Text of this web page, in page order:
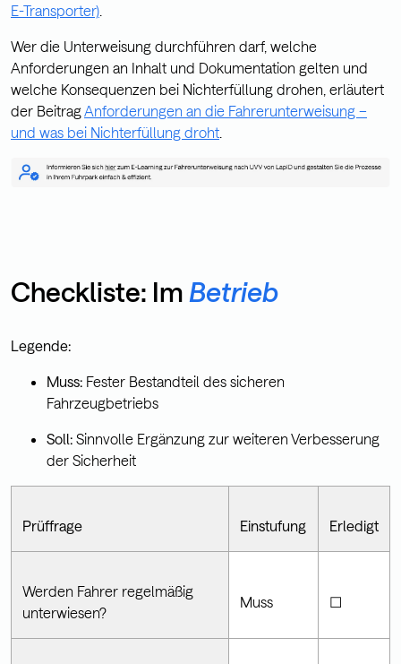
E-Transporter)
Wer die Unterweisung durchführen darf, welche
Anforderungen an Inhalt und Dokumentation gelten und
welche Konsequenzen bei Nichterfüllung drohen, erläutert
der Beitrag Anforderungen an die Fahrerunterweisung –
und was bei Nichterfüllung droht
Checkliste: Im Betrieb
Legende:
Muss: Fester Bestandteil des sicheren
Fahrzeugbetriebs
Soll: Sinnvolle Ergänzung zur weiteren Verbesserung
der Sicherheit
Prüffrage Einstufung Erledigt
Werden Fahrer regelmäßig
unterwiesen?
Muss ☐